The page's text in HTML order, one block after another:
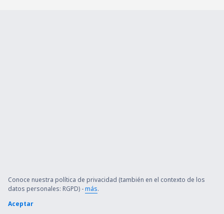
Conoce nuestra política de privacidad (también en el contexto de los
datos personales: RGPD) -más.
Aceptar